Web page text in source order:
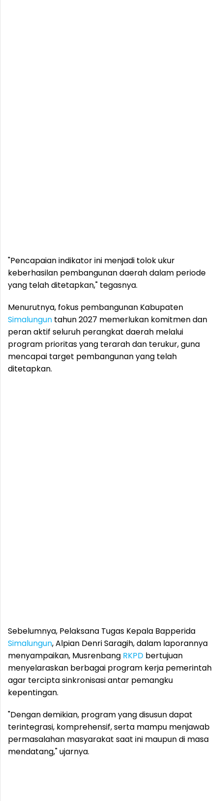
"Pencapaian indikator ini menjadi tolok ukur
keberhasilan pembangunan daerah dalam periode
yang telah ditetapkan," tegasnya.
Menurutnya, fokus pembangunan Kabupaten
Simalungun tahun 2027 memerlukan komitmen dan
peran aktif seluruh perangkat daerah melalui
program prioritas yang terarah dan terukur, guna
mencapai target pembangunan yang telah
ditetapkan.
Sebelumnya, Pelaksana Tugas Kepala Bapperida
Simalungun, Alpian Denri Saragih, dalam laporannya
menyampaikan, Musrenbang RKPD bertujuan
menyelaraskan berbagai program kerja pemerintah
agar tercipta sinkronisasi antar pemangku
kepentingan.
"Dengan demikian, program yang disusun dapat
terintegrasi, komprehensif, serta mampu menjawab
permasalahan masyarakat saat ini maupun di masa
mendatang," ujarnya.